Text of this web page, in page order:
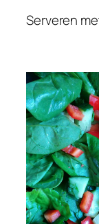
Serveren